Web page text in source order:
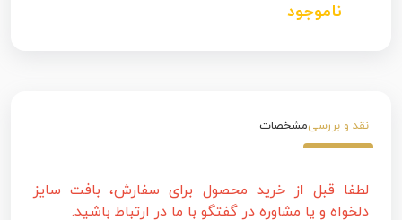
ناموجود
نقد و بررسیمشخصات
لطفا قبل از خرید محصول برای سفارش، بافت سایز
دلخواه و یا مشاوره در گفتگو با ما در ارتباط باشید.